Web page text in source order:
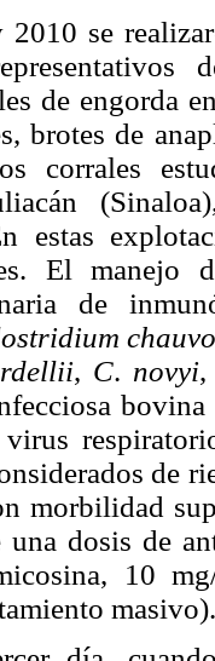
se
de engorda
brotes de
corrales
estas
El
de
, C. novyi
de
morbilidad
una dosis de
10
masivo).